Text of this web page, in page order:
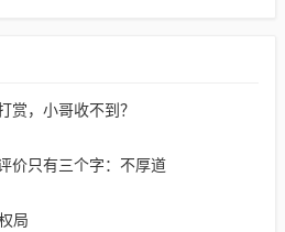
赏，小哥收不到？
价只有三个字：不厚道
局